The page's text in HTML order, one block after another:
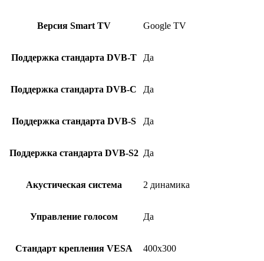
Версия Smart TV Google TV
Поддержка стандарта DVB-T Да
Поддержка стандарта DVB-C Да
Поддержка стандарта DVB-S Да
Поддержка стандарта DVB-S2 Да
Акустическая система 2 динамика
Управление голосом Да
Стандарт крепления VESA 400х300